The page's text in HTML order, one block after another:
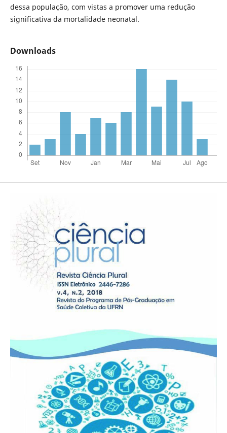
dessa população, com vistas a promover uma redução
significativa da mortalidade neonatal.
Downloads